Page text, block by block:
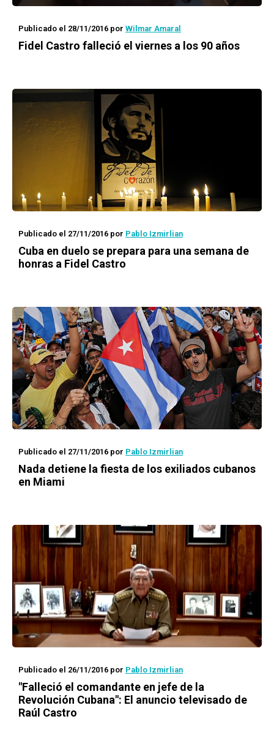
Publicado el 28/11/2016 por Wilmar Amaral
Fidel Castro falleció el viernes a los 90 años
Publicado el 27/11/2016 por Pablo Izmirlian
Cuba en duelo se prepara para una semana de
honras a Fidel Castro
Publicado el 27/11/2016 por Pablo Izmirlian
Nada detiene la fiesta de los exiliados cubanos
en Miami
Publicado el 26/11/2016 por Pablo Izmirlian
"Falleció el comandante en jefe de la
Revolución Cubana": El anuncio televisado de
Raúl Castro